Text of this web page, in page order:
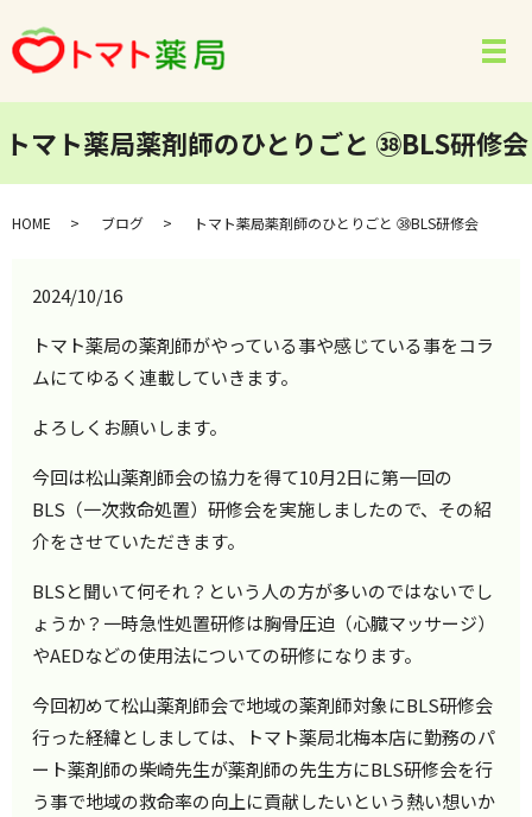
メ
トマト薬局薬剤師のひとりごと ㊳BLS研修会
HOME ブログ トマト薬局薬剤師のひとりごと ㊳BLS研修会
2024/10/16
トマト薬局の薬剤師がやっている事や感じている事をコラ
ムにてゆるく連載していきます。
よろしくお願いします。
今回は松山薬剤師会の協力を得て10月2日に第一回の
BLS（一次救命処置）研修会を実施しましたので、その紹
介をさせていただきます。
BLSと聞いて何それ？という人の方が多いのではないでし
ょうか？一時急性処置研修は胸骨圧迫（心臓マッサージ）
やAEDなどの使用法についての研修になります。
今回初めて松山薬剤師会で地域の薬剤師対象にBLS研修会
行った経緯としましては、トマト薬局北梅本店に勤務のパ
ート薬剤師の柴崎先生が薬剤師の先生方にBLS研修会を行
う事で地域の救命率の向上に貢献したいという熱い想いか